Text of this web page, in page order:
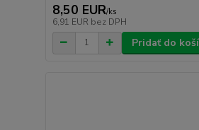
8,50 EUR/ks
6,91 EUR bez DPH
Pridať do